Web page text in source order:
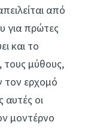
από
για πρώτες
και το
μύθους,
τον ερχομό
οι
μοντέρνο